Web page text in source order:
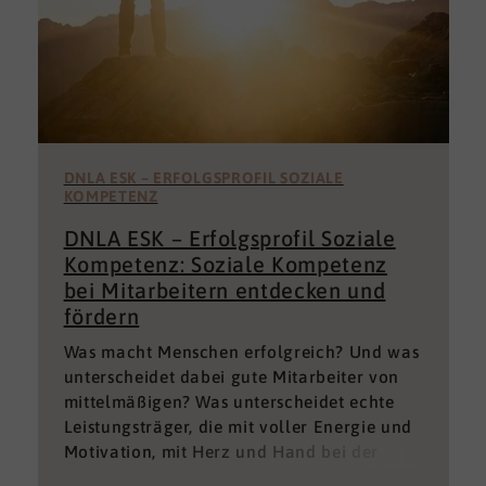
DNLA ESK – ERFOLGSPROFIL SOZIALE
KOMPETENZ
DNLA ESK – Erfolgsprofil Soziale
Kompetenz: Soziale Kompetenz
bei Mitarbeitern entdecken und
fördern
Was macht Menschen erfolgreich? Und was
unterscheidet dabei gute Mitarbeiter von
mittelmäßigen? Was unterscheidet echte
Leistungsträger, die mit voller Energie und
Motivation, mit Herz und Hand bei der